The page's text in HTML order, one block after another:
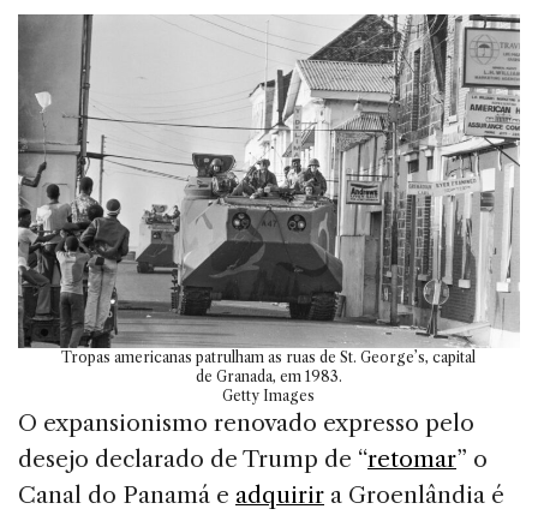
Tropas americanas patrulham as ruas de St. George’s, capital
de Granada, em 1983.
Getty Images
O expansionismo renovado expresso pelo
desejo declarado de Trump de “retomar” o
Canal do Panamá e adquirir a Groenlândia é